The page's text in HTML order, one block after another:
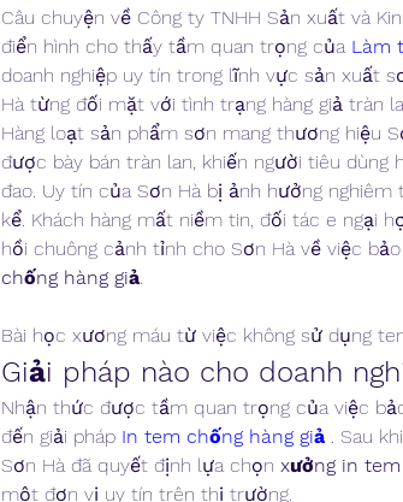
Câu chuyện về Công ty TNHH Sản xuất và
điển hình cho thấy tầm quan trọng của Làm
doanh nghiệp uy tín trong lĩnh vực sản xuất
Hà từng đối mặt với tình trạng hàng giả tràn
Hàng loạt sản phẩm sơn mang thương hiệu
được bày bán tràn lan, khiến người tiêu dùng
đao. Uy tín của Sơn Hà bị ảnh hưởng
kể. Khách hàng mất niềm tin, đối tác e ngại
hồi chuông cảnh tỉnh cho Sơn Hà về việc
chống hàng giả.
Bài học xương máu từ việc không sử dụng
Giải pháp nào cho doanh
Nhận thức được tầm quan trọng của việc
đến giải pháp In tem chống hàng giả . Sau
Sơn Hà đã quyết định lựa chọn xưởng in
một đơn vị uy tín trên thị trường.